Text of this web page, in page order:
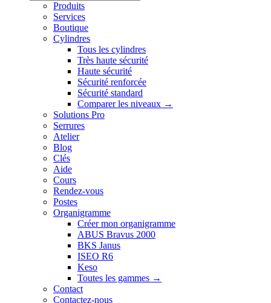
Produits
Services
Boutique
Cylindres
Tous les cylindres
Très haute sécurité
Haute sécurité
Sécurité renforcée
Sécurité standard
Comparer les niveaux →
Solutions Pro
Serrures
Atelier
Blog
Clés
Aide
Cours
Rendez-vous
Postes
Organigramme
Créer mon organigramme
ABUS Bravus 2000
BKS Janus
ISEO R6
Keso
Toutes les gammes →
Contact
Contactez-nous